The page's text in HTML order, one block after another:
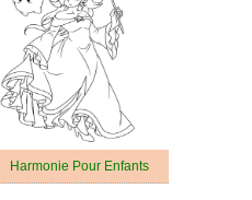
Harmonie Pour Enfants